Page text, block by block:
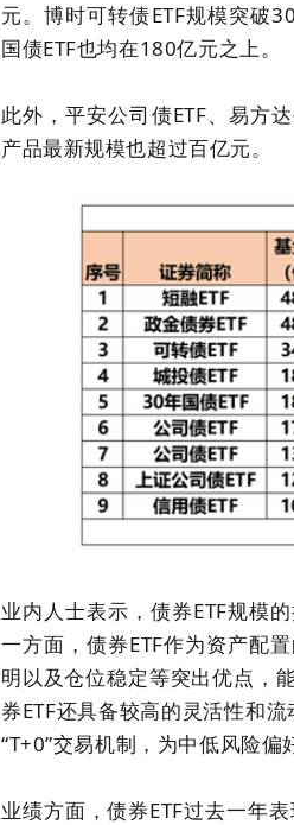
元。博时可转债ETF规模突破
国债ETF也均在180亿元之上。
此外，平安公司债ETF、易方
产品最新规模也超过百亿元。
业内人士表示，债券ETF规模
一方面，债券ETF作为资产配
明以及仓位稳定等突出优点，
券ETF还具备较高的灵活性和
“T+0”交易机制，为中低风险偏
业绩方面，债券ETF过去一年